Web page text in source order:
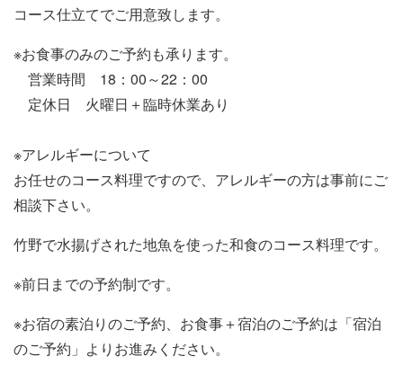
コース仕立てでご用意致します。
※お食事のみのご予約も承ります。
営業時間 18：00～22：00
定休日 火曜日＋臨時休業あり
※アレルギーについて
お任せのコース料理ですので、アレルギーの方は事前にご
相談下さい。
竹野で水揚げされた地魚を使った和食のコース料理です。
※前日までの予約制です。
※お宿の素泊りのご予約、お食事＋宿泊のご予約は「宿泊
のご予約」よりお進みください。